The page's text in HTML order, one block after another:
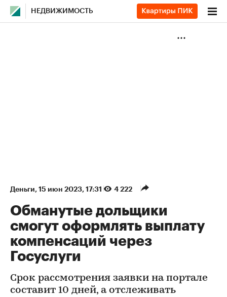
НЕДВИЖИМОСТЬ
Деньги⁠, 15 июн 2023, 17:31 4 222
Обманутые дольщики
смогут оформлять выплату
компенсаций через
Госуслуги
Срок рассмотрения заявки на портале
составит 10 дней, а отслеживать